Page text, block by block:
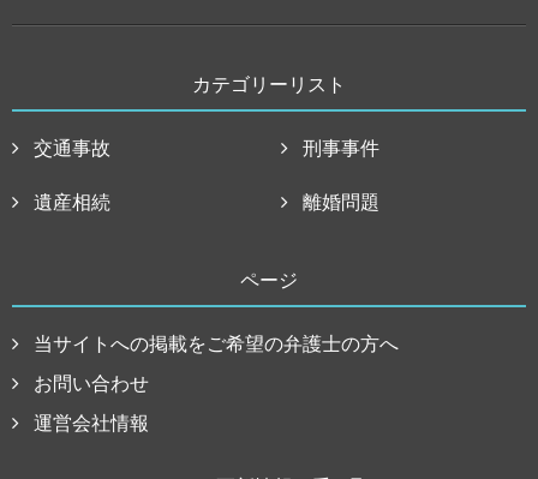
カテゴリーリスト
交通事故 刑事事件
遺産相続 離婚問題
ページ
当サイトへの掲載をご希望の弁護士の方へ
お問い合わせ
運営会社情報